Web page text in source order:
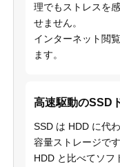
理でもストレスを
せません。
インターネット閲
ます。
高速駆動のSSD
SSD は HDD に代
容量ストレージです
HDD と比べてソフ